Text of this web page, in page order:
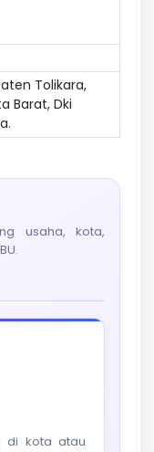
Tolikara,
Barat, Dki
usaha, kota,
di kota atau